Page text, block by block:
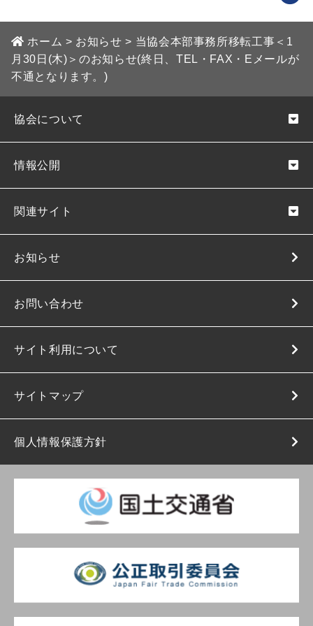
ホーム > お知らせ > 当協会本部事務所移転工事＜1
月30日(木)＞のお知らせ(終日、TEL・FAX・Eメールが
不通となります。)
協会について
情報公開
関連サイト
お知らせ
お問い合わせ
サイト利用について
サイトマップ
個人情報保護方針